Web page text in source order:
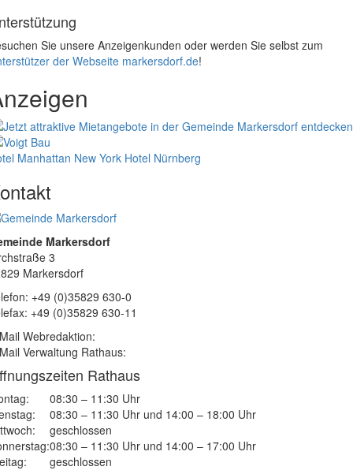
Sie unsere Anzeigenkunden oder werden Sie selbst zum
der Webseite markersdorf.de!
Manhattan New York Hotel Nürnberg
Markersdorf
3
Markersdorf
+49 (0)35829 630-0
+49 (0)35829 630-11
Webredaktion:
Verwaltung Rathaus:
Rathaus
08:30 – 11:30 Uhr
08:30 – 11:30 Uhr und 14:00 – 18:00 Uhr
geschlossen
08:30 – 11:30 Uhr und 14:00 – 17:00 Uhr
geschlossen